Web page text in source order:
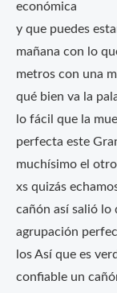
económica
y que puedes
mañana con lo
metros con una
qué bien va la
lo fácil que la
perfecta este
muchísimo el
xs quizás
cañón así salió lo
agrupación
los Así que es
confiable un